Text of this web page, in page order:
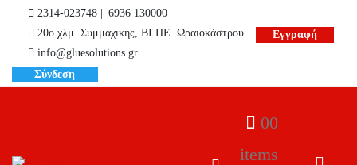
2314-023748 || 6936 130000
20ο χλμ. Συμμαχικής, ΒΙ.ΠΕ. Ωραιοκάστρου
info@gluesolutions.gr
Εγγραφή
Σύνδεση
00
items